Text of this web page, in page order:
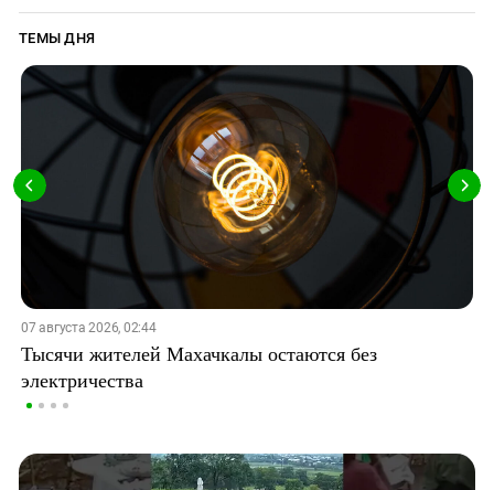
ТЕМЫ ДНЯ
07 августа 2026, 02:44
Тысячи жителей Махачкалы остаются без
электричества